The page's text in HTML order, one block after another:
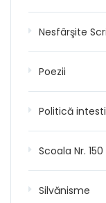
Nesfârşite
Poezii
Politică
Scoala Nr. 150
Silvănisme